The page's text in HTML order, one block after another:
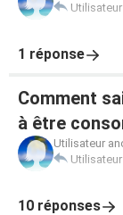
1 réponse
Comment
à être
Utilisateur
10 réponses